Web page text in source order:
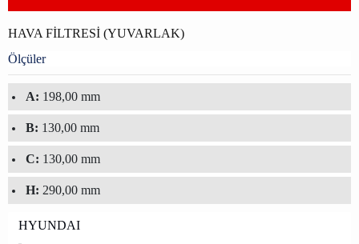
HAVA FİLTRESİ (YUVARLAK)
Ölçüler
A: 198,00 mm
B: 130,00 mm
C: 130,00 mm
H: 290,00 mm
HYUNDAI